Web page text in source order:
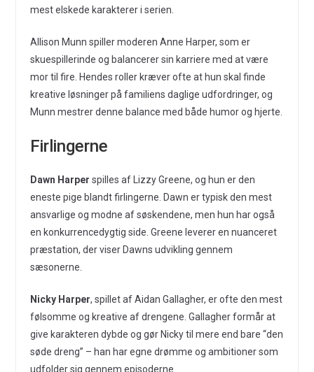
mest elskede karakterer i serien.
Allison Munn spiller moderen Anne Harper, som er
skuespillerinde og balancerer sin karriere med at være
mor til fire. Hendes roller kræver ofte at hun skal finde
kreative løsninger på familiens daglige udfordringer, og
Munn mestrer denne balance med både humor og hjerte.
Firlingerne
Dawn Harper spilles af Lizzy Greene, og hun er den
eneste pige blandt firlingerne. Dawn er typisk den mest
ansvarlige og modne af søskendene, men hun har også
en konkurrencedygtig side. Greene leverer en nuanceret
præstation, der viser Dawns udvikling gennem
sæsonerne.
Nicky Harper, spillet af Aidan Gallagher, er ofte den mest
følsomme og kreative af drengene. Gallagher formår at
give karakteren dybde og gør Nicky til mere end bare “den
søde dreng” – han har egne drømme og ambitioner som
udfolder sig gennem episoderne.